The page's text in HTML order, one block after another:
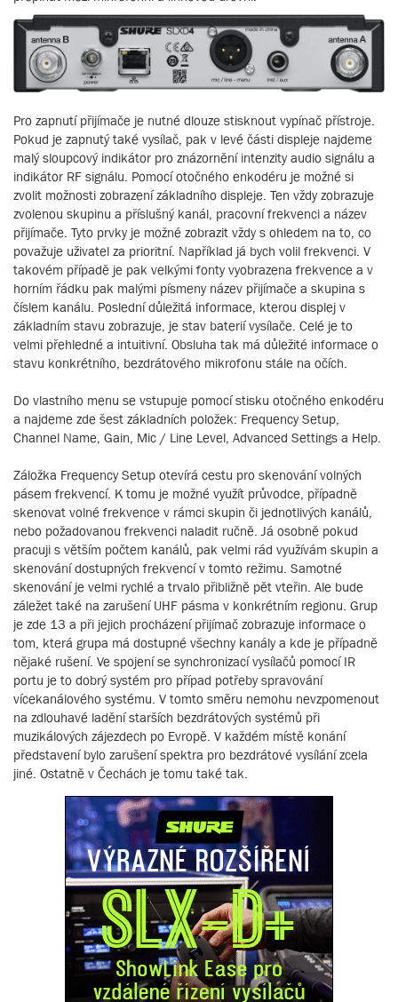
Pro zapnutí přijímače je nutné dlouze stisknout vypínač přístroje.
Pokud je zapnutý také vysílač, pak v levé části displeje najdeme
malý sloupcový indikátor pro znázornění intenzity audio signálu a
indikátor RF signálu. Pomocí otočného enkodéru je možné si
zvolit možnosti zobrazení základního displeje. Ten vždy zobrazuje
zvolenou skupinu a příslušný kanál, pracovní frekvenci a název
přijímače. Tyto prvky je možné zobrazit vždy s ohledem na to, co
považuje uživatel za prioritní. Například já bych volil frekvenci. V
takovém případě je pak velkými fonty vyobrazena frekvence a v
horním řádku pak malými písmeny název přijímače a skupina s
číslem kanálu. Poslední důležitá informace, kterou displej v
základním stavu zobrazuje, je stav baterií vysílače. Celé je to
velmi přehledné a intuitivní. Obsluha tak má důležité informace o
stavu konkrétního, bezdrátového mikrofonu stále na očích.
Do vlastního menu se vstupuje pomocí stisku otočného enkodéru
a najdeme zde šest základních položek: Frequency Setup,
Channel Name, Gain, Mic / Line Level, Advanced Settings a Help.
Záložka Frequency Setup otevírá cestu pro skenování volných
pásem frekvencí. K tomu je možné využít průvodce, případně
skenovat volné frekvence v rámci skupin či jednotlivých kanálů,
nebo požadovanou frekvenci naladit ručně. Já osobně pokud
pracuji s větším počtem kanálů, pak velmi rád využívám skupin a
skenování dostupných frekvencí v tomto režimu. Samotné
skenování je velmi rychlé a trvalo přibližně pět vteřin. Ale bude
záležet také na zarušení UHF pásma v konkrétním regionu. Grup
je zde 13 a při jejich procházení přijímač zobrazuje informace o
tom, která grupa má dostupné všechny kanály a kde je případně
nějaké rušení. Ve spojení se synchronizací vysílačů pomocí IR
portu je to dobrý systém pro případ potřeby spravování
vícekanálového systému. V tomto směru nemohu nevzpomenout
na zdlouhavé ladění starších bezdrátových systémů při
muzikálových zájezdech po Evropě. V každém místě konání
představení bylo zarušení spektra pro bezdrátové vysílání zcela
jiné. Ostatně v Čechách je tomu také tak.